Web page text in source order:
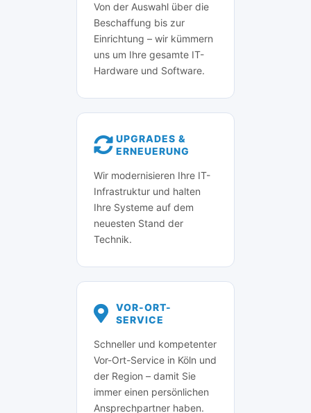
Von der Auswahl über die
Beschaffung bis zur
Einrichtung – wir kümmern
uns um Ihre gesamte IT-
Hardware und Software.
UPGRADES &
ERNEUERUNG
Wir modernisieren Ihre IT-
Infrastruktur und halten
Ihre Systeme auf dem
neuesten Stand der
Technik.
VOR-ORT-
SERVICE
Schneller und kompetenter
Vor-Ort-Service in Köln und
der Region – damit Sie
immer einen persönlichen
Ansprechpartner haben.